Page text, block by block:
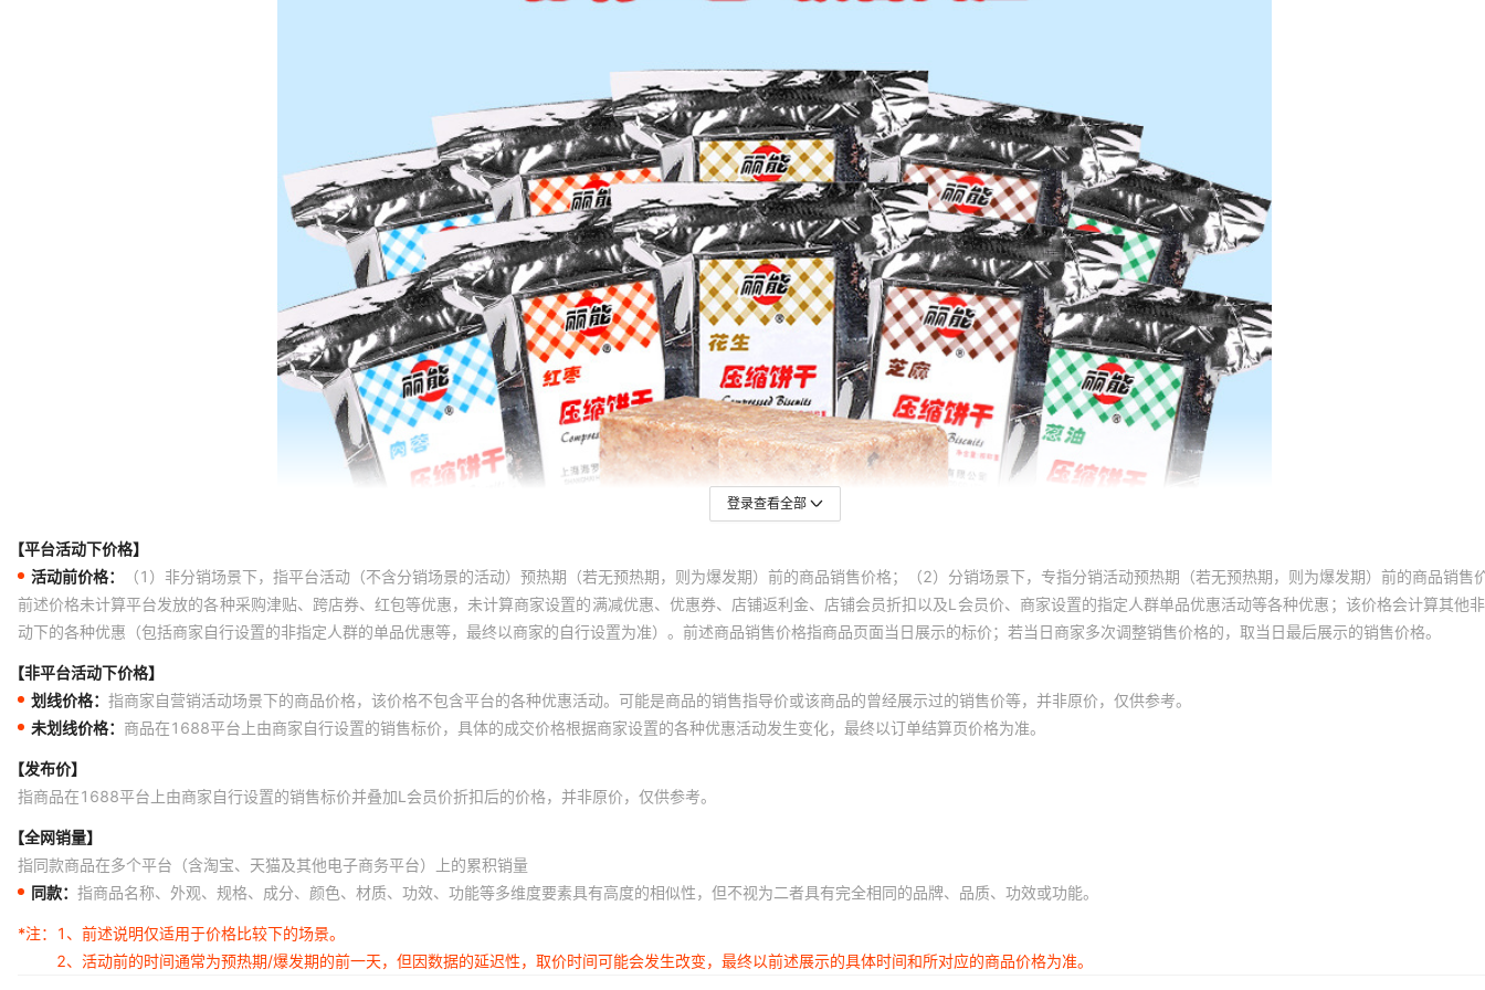
登录查看全部
【平台活动下价格】
活动前价格：
（1）非分销场景下，指平台活动（不含分销场景的活动）预热期（若无预热期，则为爆发期）前的商品销售价格；（2）分销场景下，专指分销活动预热期（若无预热期，则为爆发期）前的商品销售
前述价格未计算平台发放的各种采购津贴、跨店券、红包等优惠，未计算商家设置的满减优惠、优惠券、店铺返利金、店铺会员折扣以及L会员价、商家设置的指定人群单品优惠活动等各种优惠；该价格会计算其他
动下的各种优惠（包括商家自行设置的非指定人群的单品优惠等，最终以商家的自行设置为准）。前述商品销售价格指商品页面当日展示的标价；若当日商家多次调整销售价格的，取当日最后展示的销售价格。
【非平台活动下价格】
划线价格： 指商家自营销活动场景下的商品价格，该价格不包含平台的各种优惠活动。可能是商品的销售指导价或该商品的曾经展示过的销售价等，并非原价，仅供参考。
未划线价格： 商品在1688平台上由商家自行设置的销售标价，具体的成交价格根据商家设置的各种优惠活动发生变化，最终以订单结算页价格为准。
【发布价】
指商品在1688平台上由商家自行设置的销售标价并叠加L会员价折扣后的价格，并非原价，仅供参考。
【全网销量】
指同款商品在多个平台（含淘宝、天猫及其他电子商务平台）上的累积销量
同款： 指商品名称、外观、规格、成分、颜色、材质、功效、功能等多维度要素具有高度的相似性，但不视为二者具有完全相同的品牌、品质、功效或功能。
*注：
1、前述说明仅适用于价格比较下的场景。
2、活动前的时间通常为预热期/爆发期的前一天，但因数据的延迟性，取价时间可能会发生改变，最终以前述展示的具体时间和所对应的商品价格为准。